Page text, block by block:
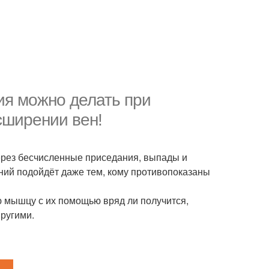
можно делать при
вен!
бесчисленные приседания, выпады и
подойдёт даже тем, кому противопоказаны
мышцу с их помощью вряд ли получится,